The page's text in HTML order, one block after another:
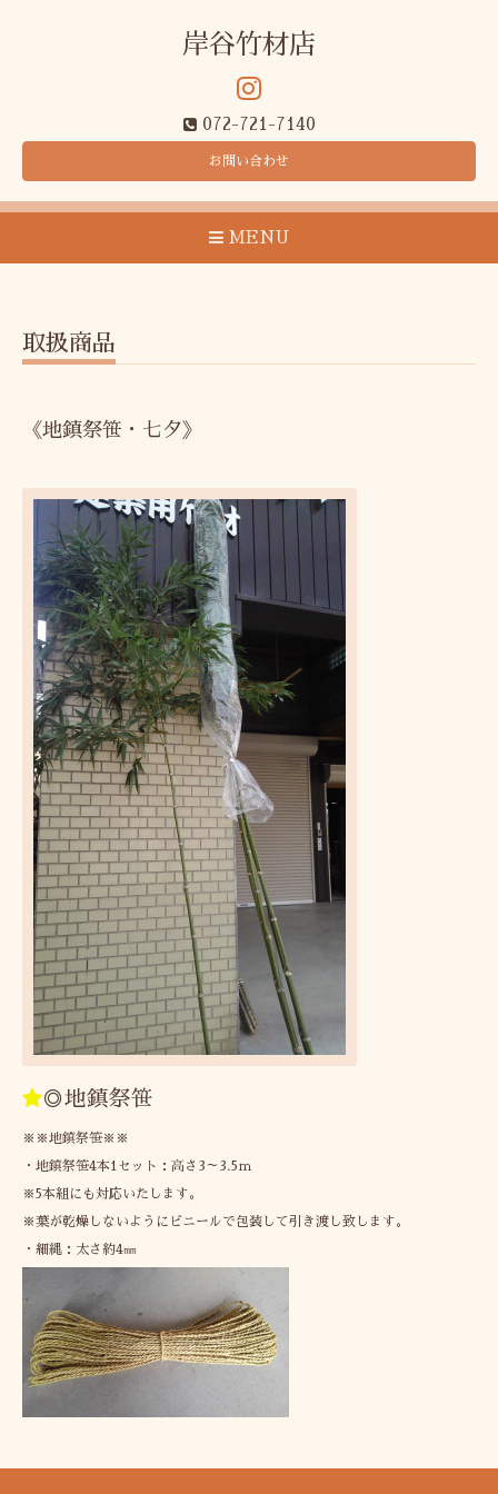
岸谷竹材店
072-721-7140
お問い合わせ
MENU
取扱商品
《地鎮祭笹・七夕》
◎地鎮祭笹
※※地鎮祭笹※※
・地鎮祭笹4本1セット：高さ3～3.5ｍ
※5本組にも対応いたします。
※葉が乾燥しないようにビニールで包装して引き渡し致します。
・細縄：太さ約4㎜